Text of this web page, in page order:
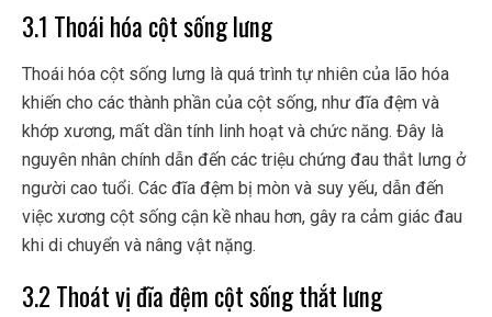
3.1 Thoái hóa cột sống lưng
Thoái hóa cột sống lưng là quá trình tự nhiên của lão hóa
khiến cho các thành phần của cột sống, như đĩa đệm và
khớp xương, mất dần tính linh hoạt và chức năng. Đây là
nguyên nhân chính dẫn đến các triệu chứng đau thắt lưng ở
người cao tuổi. Các đĩa đệm bị mòn và suy yếu, dẫn đến
việc xương cột sống cận kề nhau hơn, gây ra cảm giác đau
khi di chuyển và nâng vật nặng.
3.2 Thoát vị đĩa đệm cột sống thắt lưng